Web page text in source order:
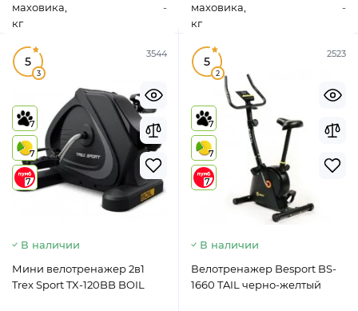
маховика,
кг
-
маховика,
кг
-
3544
5
3
7
7
7
В наличии
Мини велотренажер 2в1
Trex Sport TX-120BB BOIL
2523
5
2
7
7
7
В наличии
Велотренажер Besport BS-
1660 TAIL черно-желтый